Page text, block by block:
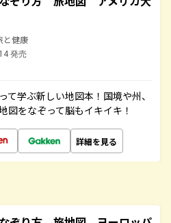
と健康
発売
学ぶ新しい地図本！国境や州、
図をなぞって脳もイキイキ！
詳細を見る